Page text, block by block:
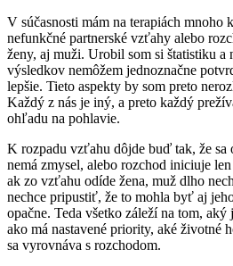
V súčasnosti mám na terapiách mnoho
nefunkčné partnerské vzťahy alebo
ženy, aj muži. Urobil som si štatistiku a
výsledkov nemôžem jednoznačne
lepšie. Tieto aspekty by som preto
Každý z nás je iný, a preto každý
ohľadu na pohlavie.
K rozpadu vzťahu dôjde buď tak, že sa
nemá zmysel, alebo rozchod iniciuje
ak zo vzťahu odíde žena, muž dlho
nechce pripustiť, že to mohla byť aj
opačne. Teda všetko záleží na tom,
ako má nastavené priority, aké životné
sa vyrovnáva s rozchodom.